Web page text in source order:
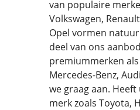
van populaire
Volkswagen,
Opel vormen
deel van ons
premiummerken als
Mercedes-Benz,
we graag aan. Heeft
merk zoals Toyota,